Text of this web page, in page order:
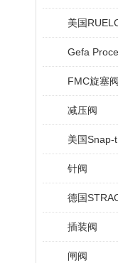
美国
Gefa
FMC旋塞阀
减压阀
美国Snap-
针阀
德国
插装阀
闸阀